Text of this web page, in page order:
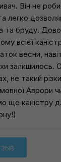
Він не
легко
та бруду.
всієї
весни,
залишилось.
не такий
Аврори
ще каністру